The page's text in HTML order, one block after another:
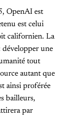
OpenAI est
est celui
californien. La
développer une
tout
autant que
ainsi proférée
bailleurs,
par